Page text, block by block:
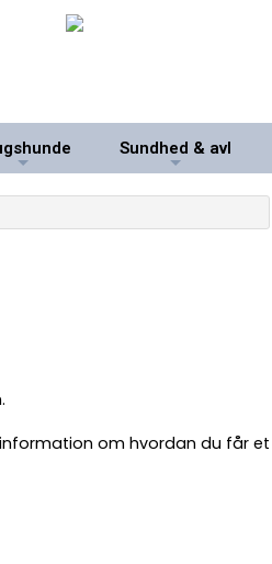
Sundhed & avl
om hvordan du får et